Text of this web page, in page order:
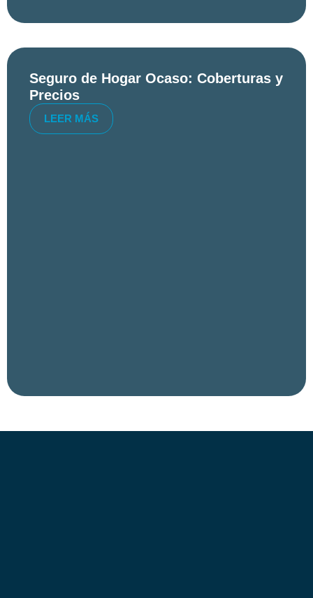
Seguro de Hogar Ocaso: Coberturas y
Precios
LEER MÁS